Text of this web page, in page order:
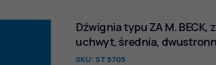
Dźwignia typu ZA M.
uchwyt, średnia,
SKU: ST 5705